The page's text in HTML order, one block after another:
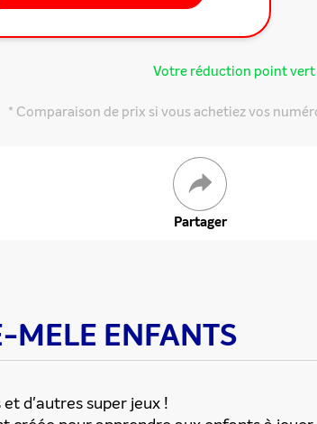
Votre réduction point vert
* Comparaison de prix si vous achetiez vos
Partager
MELE ENFANTS
d'autres super jeux !